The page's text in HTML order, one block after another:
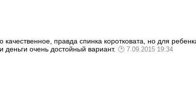
правда спинка коротковата, но для
очень достойный вариант.
7.09.2015 19:34